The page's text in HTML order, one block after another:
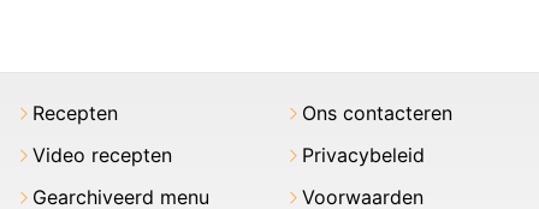
Recepten
Video recepten
Gearchiveerd menu
Ons contacteren
Privacybeleid
Voorwaarden